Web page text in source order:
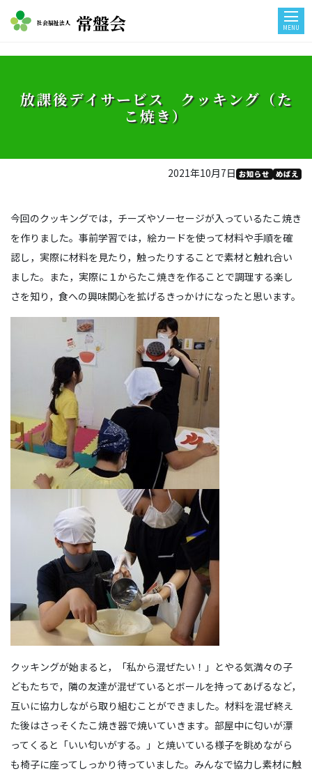
社会福祉法人 常盤会 MENU
放課後デイサービス クッキング（た
こ焼き）
2021年10月7日 お知らせ めばえ
今回のクッキングでは，チーズやソーセージが入っているたこ焼き
を作りました。事前学習では，絵カードを使って材料や手順を確
認し，実際に材料を見たり，触ったりすることで素材と触れ合い
ました。また，実際に１からたこ焼きを作ることで調理する楽し
さを知り，食への興味関心を拡げるきっかけになったと思います。
クッキングが始まると，「私から混ぜたい！」とやる気満々の子
どもたちで，隣の友達が混ぜているとボールを持ってあげるなど，
互いに協力しながら取り組むことができました。材料を混ぜ終え
た後はさっそくたこ焼き器で焼いていきます。部屋中に匂いが漂
ってくると「いい匂いがする。」と焼いている様子を眺めながら
も椅子に座ってしっかり待っていました。みんなで協力し素材に触